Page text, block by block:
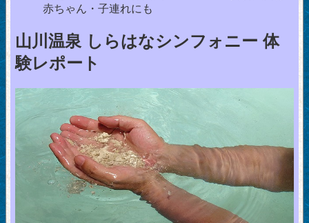
赤ちゃん・子連れにも
山川温泉 しらはなシンフォニー 体
験レポート